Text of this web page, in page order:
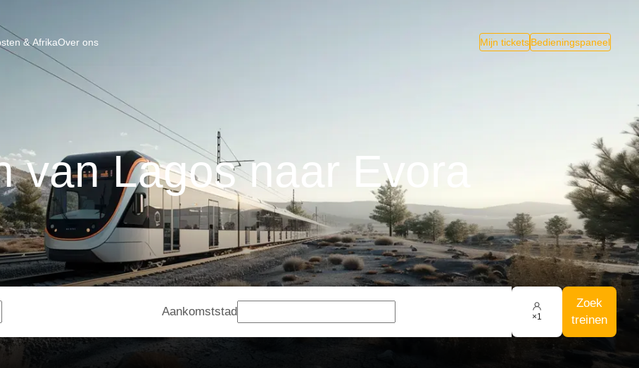
& AfrikaOver ons Mijn ticketsBedieningspaneel
van Lagos naar Evora
Aankomststad ×1
Zoek
treinen